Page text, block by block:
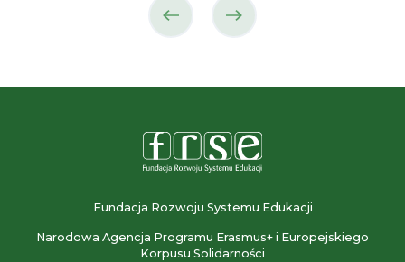
poprzedni
następny
Fundacja Rozwoju Systemu Edukacji
Narodowa Agencja Programu Erasmus+ i Europejskiego
Korpusu Solidarności